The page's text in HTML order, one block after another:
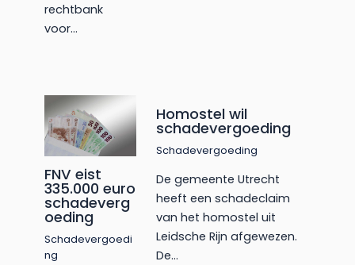
rechtbank
voor…
FNV eist
335.000 euro
schadeverg
oeding
Schadevergoedi
ng
Homostel wil
schadevergoeding
Schadevergoeding
De gemeente Utrecht
heeft een schadeclaim
van het homostel uit
Leidsche Rijn afgewezen.
De…